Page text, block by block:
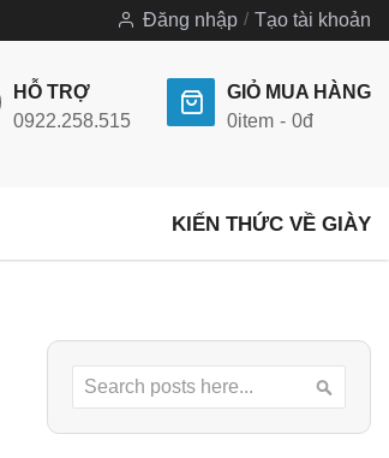
Đăng nhập Tạo tài khoản
HỖ TRỢ
0922.258.515
GIỎ MUA HÀNG
0item 0đ
KIẾN THỨC VỀ GIÀY
Search